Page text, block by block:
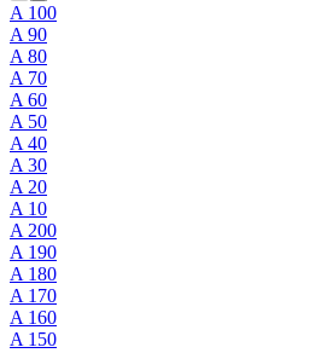
A 100
A 90
A 80
A 70
A 60
A 50
A 40
A 30
A 20
A 10
A 200
A 190
A 180
A 170
A 160
A 150